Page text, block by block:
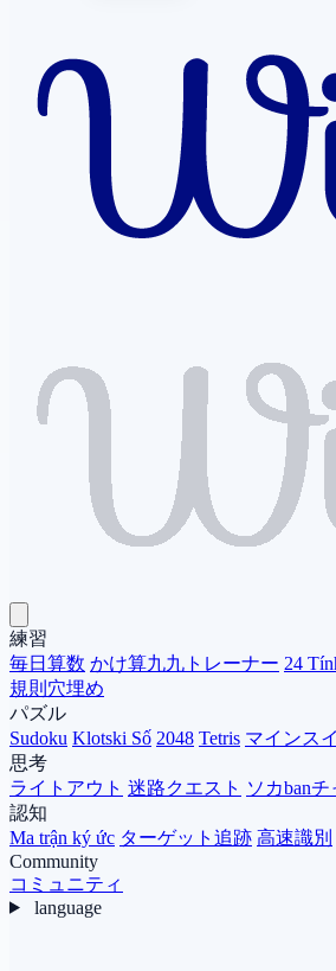
練習
毎日算数 かけ算九九トレーナー 24
規則穴埋め
パズル
Sudoku Klotski Số 2048 Tetris マインス
思考
ライトアウト 迷路クエスト ソカban
認知
Ma trận ký ức ターゲット追跡 高速識別
Community
コミュニティ
language